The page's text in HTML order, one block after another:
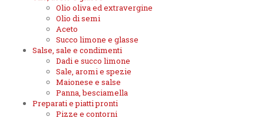
Olio oliva ed extravergine
Olio di semi
Aceto
Succo limone e glasse
Salse, sale e condimenti
Dadi e succo limone
Sale, aromi e spezie
Maionese e salse
Panna, besciamella
Preparati e piatti pronti
Pizze e contorni